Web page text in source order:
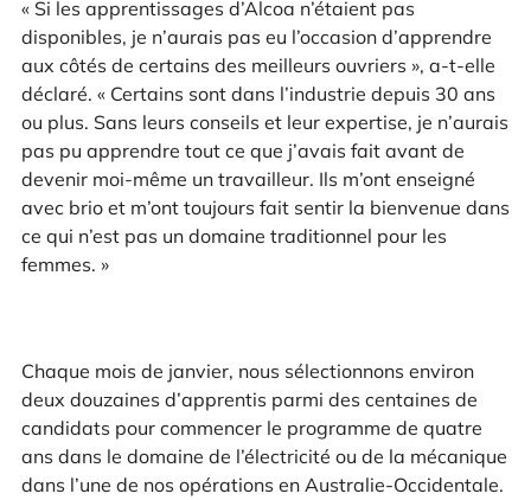
« Si les apprentissages d’Alcoa n’étaient pas
disponibles, je n’aurais pas eu l’occasion d’apprendre
aux côtés de certains des meilleurs ouvriers », a-t-elle
déclaré. « Certains sont dans l’industrie depuis 30 ans
ou plus. Sans leurs conseils et leur expertise, je n’aurais
pas pu apprendre tout ce que j’avais fait avant de
devenir moi-même un travailleur. Ils m’ont enseigné
avec brio et m’ont toujours fait sentir la bienvenue dans
ce qui n’est pas un domaine traditionnel pour les
femmes. »
Chaque mois de janvier, nous sélectionnons environ
deux douzaines d’apprentis parmi des centaines de
candidats pour commencer le programme de quatre
ans dans le domaine de l’électricité ou de la mécanique
dans l’une de nos opérations en Australie-Occidentale.